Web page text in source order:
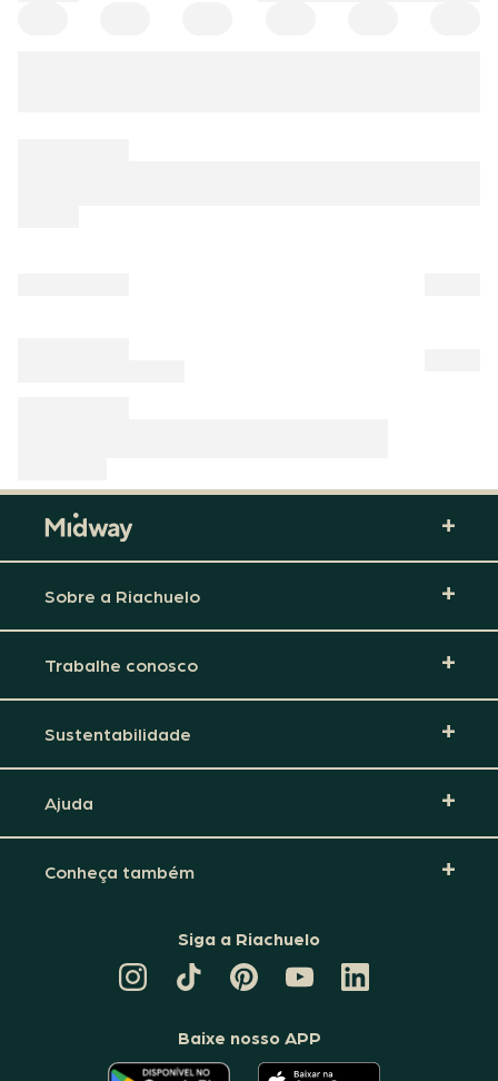
Sobre a Riachuelo
Trabalhe conosco
Sustentabilidade
Ajuda
Conheça também
Siga a Riachuelo
TIKTOK
DA
PINTEREST
DA
CANAL
DA
RIACHUELO
LINKEDIN
DA
Baixe nosso APP
O O